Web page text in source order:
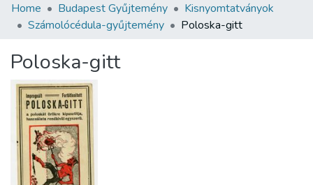
Communities & Collections
Statistics
About us
Home Budapest Gyűjtemény
Kisnyomtatványok
Számolócédula-gyűjtemény
Poloska-gitt
Poloska-gitt